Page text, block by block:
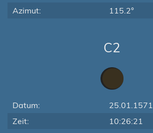
Azimut:
115.2°
C2
Datum:
25.01.1571
Zeit:
10:26:21